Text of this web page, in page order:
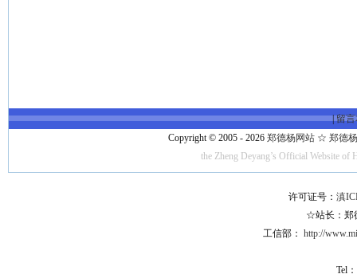
|留
Copyright © 2005 - 2026 郑德杨网站 ☆ 郑德杨
the Zheng Deyang’s Official Website
许可证号： 滇
☆站长：郑
工信部： http://
Tel